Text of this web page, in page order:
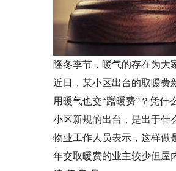
隆冬季节，暖气的存在为大
近日，某小区出台的取暖费
用暖气也交“蹭暖费”？凭什
小区新规的出台，是出于什
物业工作人员表示，这样做
年交取暖费的业主较少但屋